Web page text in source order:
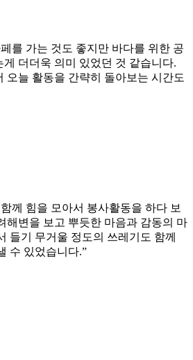
를 가는 것도 좋지만 바다를 위한 공
더더욱 의미 있었던 것 같습니다.
오늘 활동을 간략히 돌아보는 시간도
께 힘을 모아서 봉사활동을 하다 보
해변을 보고 뿌듯한 마음과 감동의 마
들기 무거울 정도의 쓰레기도 함께
수 있었습니다.”